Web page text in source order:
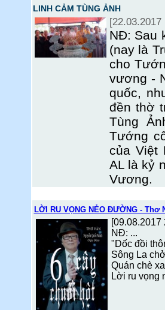
LINH CẢM TÙNG ẢNH
[22.03.2017
NĐ: Sau
(nay là
cho
vương -
quốc,
đền thờ
Tùng
Tướng
của Việt
AL là kỷ
Vương.
LỜI RU VỌNG NẺO ĐƯỜNG - Thơ
[09.08.2017
NĐ: ...
"Dốc đồi
Sông La
Quán chè
Lời ru vọng